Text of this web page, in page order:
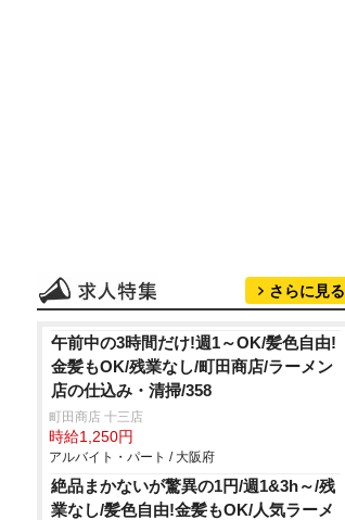
さらに見る
午前中の3時間だけ!週1～OK/髪色自由!
金髪もOK/残業なし/町田商店/ラーメン
店の仕込み・清掃/358
町田商店 十三店
時給1,250円
アルバイト・パート / 大阪府
絶品まかないが驚異の1円/週1&3h～/残
業なし/髪色自由!金髪もOK/人気ラーメ